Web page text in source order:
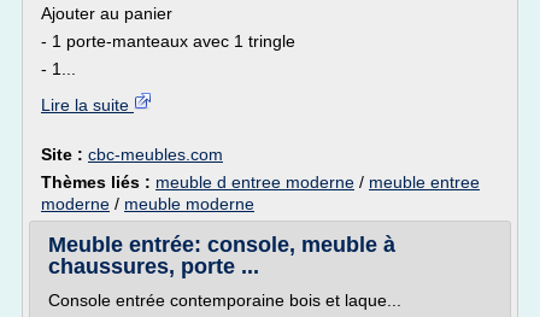
Ajouter au panier
- 1 porte-manteaux avec 1 tringle
- 1...
Lire la suite
Site : cbc-meubles.com
Thèmes liés : meuble d entree moderne / meuble entree
moderne / meuble moderne
Meuble entrée: console, meuble à
chaussures, porte ...
Console entrée contemporaine bois et laque...